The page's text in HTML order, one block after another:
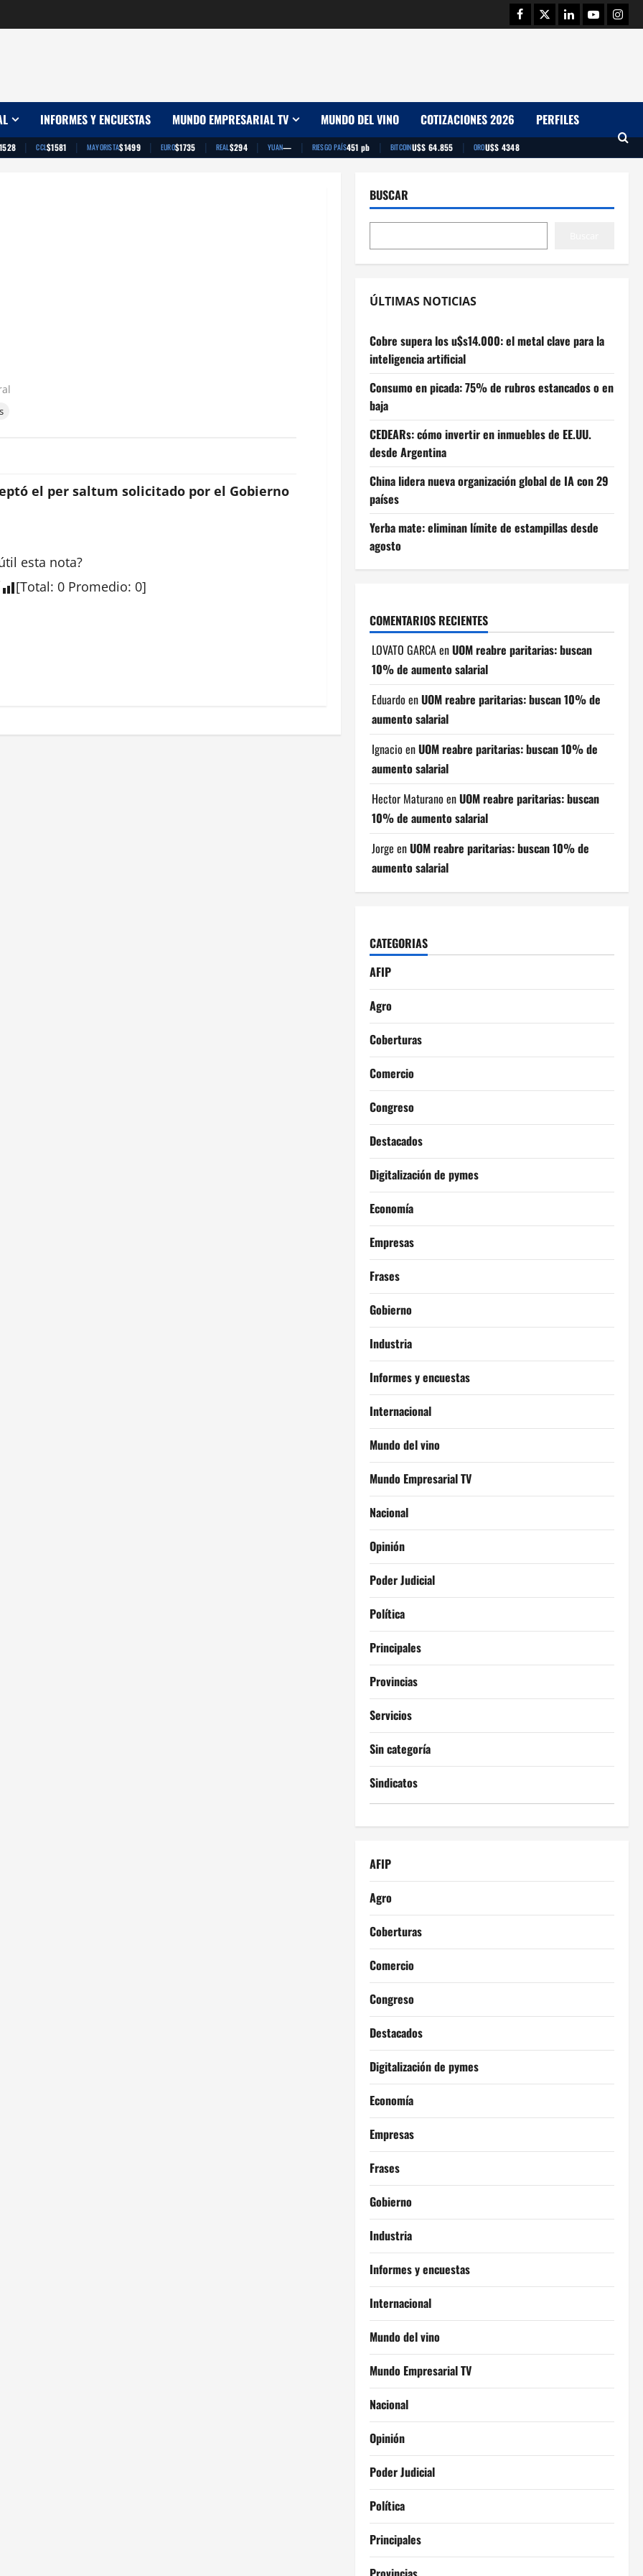
Facebook
TwitterLinkedinYoutube
INFORMES Y ENCUESTAS MUNDO EMPRESARIAL TV MUNDO DEL VINO COTIZACIONES 2026 PERFILES
| CCL$1581 | MAYORISTA$1499 | EURO$1735 | REAL$294 | YUAN— | RIESGO PAÍS451 pb | BITCOINU$S 64.855 | OROU$S 4348
el per saltum solicitado por el Gobierno
esta nota?
[Total: 0 Promedio: 0]
BUSCAR
ÚLTIMAS NOTICIAS
Cobre supera los u$s14.000: el metal clave para la
inteligencia artificial
Consumo en picada: 75% de rubros estancados o en
baja
CEDEARs: cómo invertir en inmuebles de EE.UU.
desde Argentina
China lidera nueva organización global de IA con 29
países
Yerba mate: eliminan límite de estampillas desde
agosto
COMENTARIOS RECIENTES
LOVATO GARCAenUOM reabre paritarias: buscan
10% de aumento salarial
Eduardo enUOM reabre paritarias: buscan 10% de
aumento salarial
Ignacio enUOM reabre paritarias: buscan 10% de
aumento salarial
Hector Maturano enUOM reabre paritarias: buscan
10% de aumento salarial
Jorge enUOM reabre paritarias: buscan 10% de
aumento salarial
CATEGORIAS
AFIP
Agro
Coberturas
Comercio
Congreso
Destacados
Digitalización de pymes
Economía
Empresas
Frases
Gobierno
Industria
Informes y encuestas
Internacional
Mundo del vino
Mundo Empresarial TV
Nacional
Opinión
Poder Judicial
Política
Principales
Provincias
Servicios
Sin categoría
Sindicatos
AFIP
Agro
Coberturas
Comercio
Congreso
Destacados
Digitalización de pymes
Economía
Empresas
Frases
Gobierno
Industria
Informes y encuestas
Internacional
Mundo del vino
Mundo Empresarial TV
Nacional
Opinión
Poder Judicial
Política
Principales